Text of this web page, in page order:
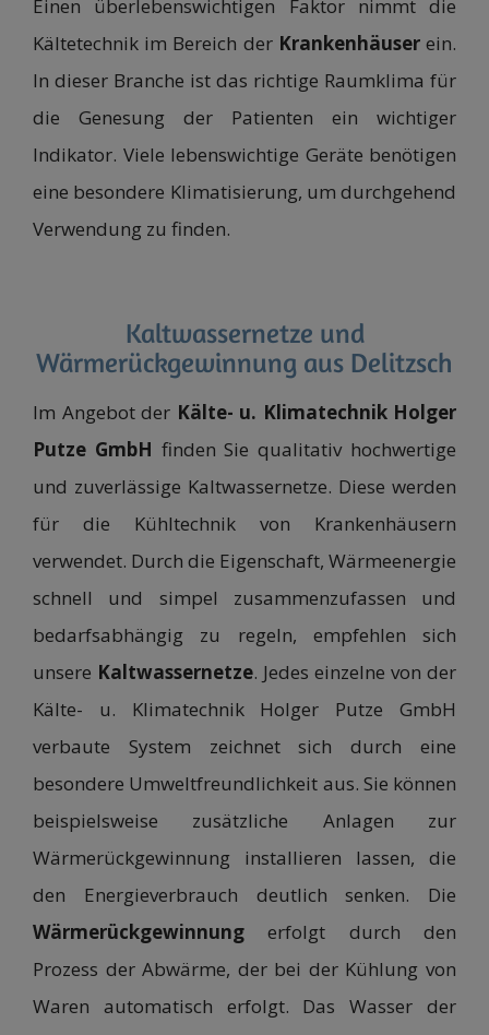
Einen überlebenswichtigen Faktor nimmt die
Kältetechnik im Bereich der Krankenhäuserein.
In dieser Branche ist das richtige Raumklima für
die Genesung der Patienten ein wichtiger
Indikator. Viele lebenswichtige Geräte benötigen
eine besondere Klimatisierung, um durchgehend
Verwendung zu finden.
Kaltwassernetze und
Wärmerückgewinnung aus Delitzsch
Im Angebot der Kälte- u. Klimatechnik Holger
Putze GmbH finden Sie qualitativ hochwertige
und zuverlässige Kaltwassernetze. Diese werden
für die Kühltechnik von Krankenhäusern
verwendet. Durch die Eigenschaft, Wärmeenergie
schnell und simpel zusammenzufassen und
bedarfsabhängig zu regeln, empfehlen sich
unsere Kaltwassernetze. Jedes einzelne von der
Kälte- u. Klimatechnik Holger Putze GmbH
verbaute System zeichnet sich durch eine
besondere Umweltfreundlichkeit aus. Sie können
beispielsweise zusätzliche Anlagen zur
Wärmerückgewinnung installieren lassen, die
den Energieverbrauch deutlich senken. Die
Wärmerückgewinnung erfolgt durch den
Prozess der Abwärme, der bei der Kühlung von
Waren automatisch erfolgt. Das Wasser der